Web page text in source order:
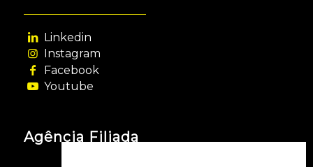
Linkedin
Instagram
Facebook
Youtube
Agência Filiada